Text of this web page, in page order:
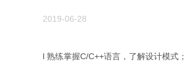
2019-06-28
l 熟练掌握C/C++语言，了解设计模式；